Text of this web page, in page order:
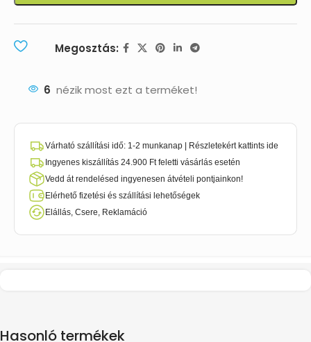
Megosztás:
6 nézik most ezt a terméket!
Várható szállítási idő: 1-2 munkanap | Részletekért kattints ide
Ingyenes kiszállítás 24.900 Ft feletti vásárlás esetén
Vedd át rendelésed ingyenesen átvételi pontjainkon!
Elérhető fizetési és szállítási lehetőségek
Elállás, Csere, Reklamáció
Hasonló termékek